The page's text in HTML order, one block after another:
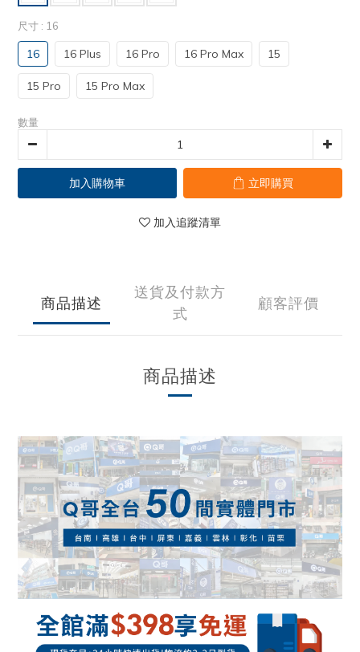
尺寸 : 16
16 16 Plus 16 Pro 16 Pro Max 15
15 Pro 15 Pro Max
數量
加入購物車 立即購買
加入追蹤清單
商品描述
送貨及付款方
式
顧客評價
商品描述